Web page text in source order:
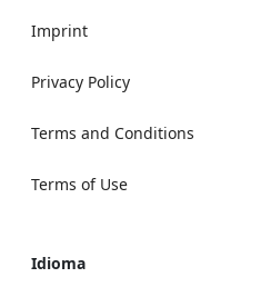
Imprint
Privacy Policy
Terms and Conditions
Terms of Use
Idioma